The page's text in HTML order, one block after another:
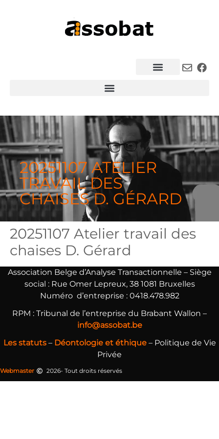
20251107 ATELIER
TRAVAIL DES
CHAISES D. GÉRARD
20251107 Atelier travail des
chaises D. Gérard
Association Belge d’Analyse Transactionnelle – Siège
social : Rue Omer Lepreux, 38 1081 Bruxelles
Numéro d’entreprise : 0418.478.982
RPM : Tribunal de l’entreprise du Brabant Wallon –
info@assobat.be
Les statuts– Déontologie et éthique– Politique de Vie
Privée
Webmaster 2026- Tout droits réservés